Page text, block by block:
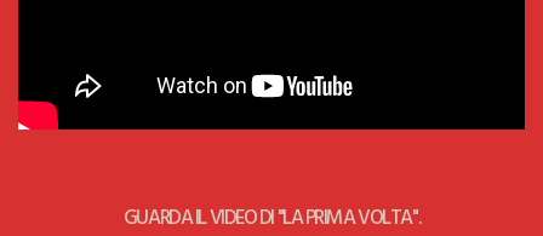
GUARDA IL VIDEO DI "LA PRIMA VOLTA".